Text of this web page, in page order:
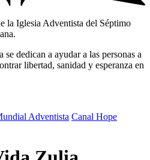
la Iglesia Adventista del Séptimo
dedican a ayudar a las personas a
libertad, sanidad y esperanza en
Adventista Canal Hope